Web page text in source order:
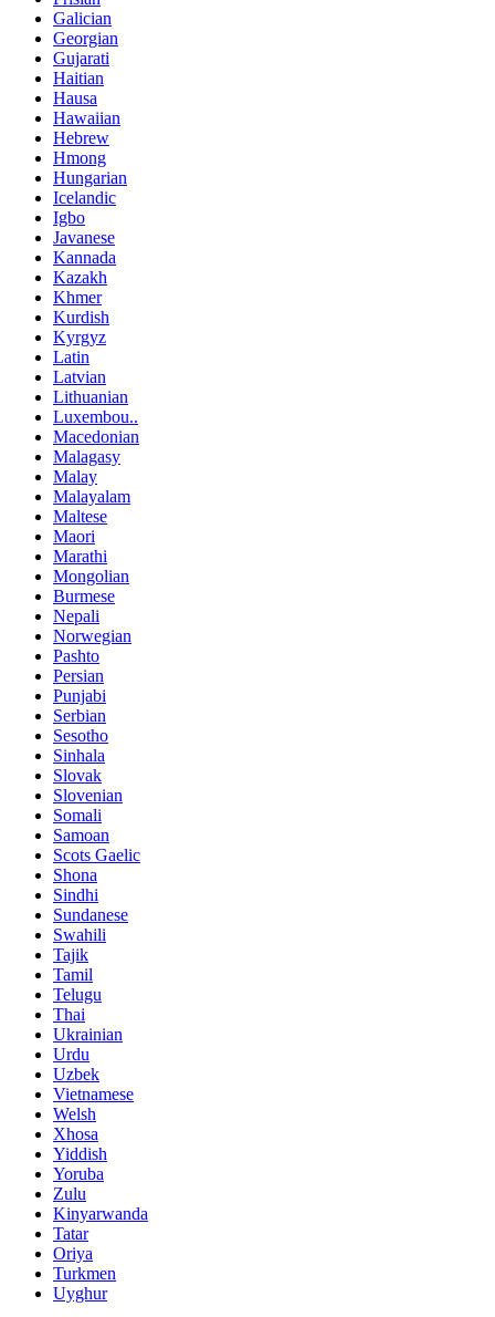
Galician
Georgian
Gujarati
Haitian
Hausa
Hawaiian
Hebrew
Hmong
Hungarian
Icelandic
Igbo
Javanese
Kannada
Kazakh
Khmer
Kurdish
Kyrgyz
Latin
Latvian
Lithuanian
Luxembou..
Macedonian
Malagasy
Malay
Malayalam
Maltese
Maori
Marathi
Mongolian
Burmese
Nepali
Norwegian
Pashto
Persian
Punjabi
Serbian
Sesotho
Sinhala
Slovak
Slovenian
Somali
Samoan
Scots Gaelic
Shona
Sindhi
Sundanese
Swahili
Tajik
Tamil
Telugu
Thai
Ukrainian
Urdu
Uzbek
Vietnamese
Welsh
Xhosa
Yiddish
Yoruba
Zulu
Kinyarwanda
Tatar
Oriya
Turkmen
Uyghur